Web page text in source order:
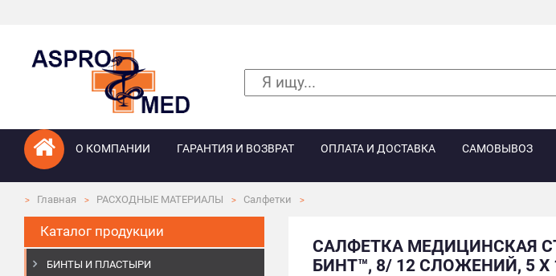
О КОМПАНИИ ГАРАНТИЯ И ВОЗВРАТ ОПЛАТА И ДОСТАВКА САМОВЫВОЗ
Главная РАСХОДНЫЕ МАТЕРИАЛЫ Салфетки
Каталог продукции
БИНТЫ И ПЛАСТЫРИ
САЛФЕТКА МЕДИЦИНСКАЯ
БИНТ™, 8/ 12 СЛОЖЕНИЙ, 5 Х